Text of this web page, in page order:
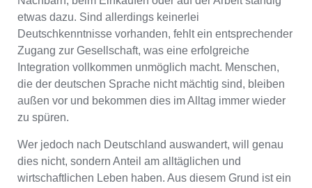
etwas dazu. Sind allerdings keinerlei
Deutschkenntnisse vorhanden, fehlt ein entsprechender
Zugang zur Gesellschaft, was eine erfolgreiche
Integration vollkommen unmöglich macht. Menschen,
die der deutschen Sprache nicht mächtig sind, bleiben
außen vor und bekommen dies im Alltag immer wieder
zu spüren.
Wer jedoch nach Deutschland auswandert, will genau
dies nicht, sondern Anteil am alltäglichen und
wirtschaftlichen Leben haben. Aus diesem Grund ist ein